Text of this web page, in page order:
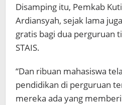
Disamping itu, Pemkab
Ardiansyah, sejak lama
gratis bagi dua perguruan
STAIS.
“Dan ribuan mahasiswa
pendidikan di perguruan
mereka ada yang